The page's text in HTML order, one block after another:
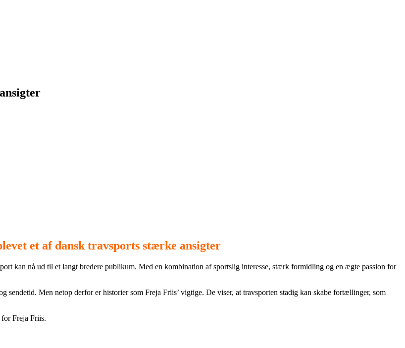
et af dansk travsports stærke ansigter
kan nå ud til et langt bredere publikum. Med en kombination af sportslig interesse, stærk formidling og en ægte passion for
Men netop derfor er historier som Freja Friis’ vigtige. De viser, at travsporten stadig kan skabe fortællinger, som
for Freja Friis.